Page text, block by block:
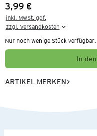
Preis:
3,99 €
inkl. MwSt. ggf.
zzgl. Versandkosten
Nur noch wenige Stück verfügbar.
In
ARTIKEL MERKEN